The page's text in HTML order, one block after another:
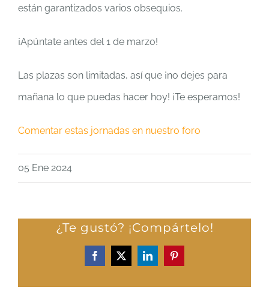
están garantizados varios obsequios.
¡Apúntate antes del 1 de marzo!
Las plazas son limitadas, así que ¡no dejes para
mañana lo que puedas hacer hoy! ¡Te esperamos!
Comentar estas jornadas en nuestro foro
05 Ene 2024
¿Te gustó? ¡Compártelo!
Facebook
X LinkedInPinterest